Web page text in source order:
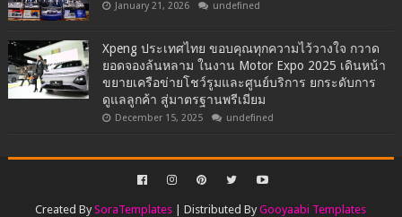
January 21, 2026 undefined
Xpeng ประเทศไทย ขอบคุณทุกความไว้วางใจ กวาด
ยอดจองล้นหลาม ในงาน Motor Expo 2025 เดินหน้า
ขยายเครือข่ายโชว์รูมและศูนย์บริการ ยกระดับการ
ดูแลลูกค้า สู่มาตรฐานพรีเมียม
December 15, 2025 undefined
Created BySoraTemplates | Distributed ByGooyaabi Templates